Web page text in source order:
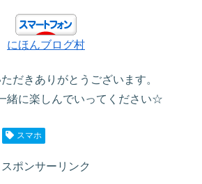
にほんブログ村
だきありがとうございます。
緒に楽しんでいってください☆
スマホ
スポンサーリンク